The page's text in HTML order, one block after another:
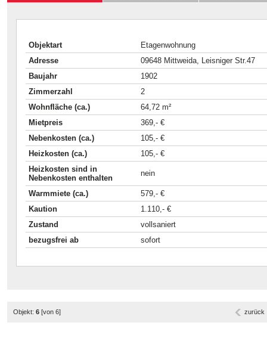
Objektart
Etagenwohnung
Adresse
09648 Mittweida, Leisniger Str.47
Baujahr
1902
Zimmerzahl
2
Wohnfläche (ca.)
64,72 m²
Mietpreis
369,- €
Nebenkosten (ca.)
105,- €
Heizkosten (ca.)
105,- €
Heizkosten sind in
Nebenkosten enthalten
nein
Warmmiete (ca.)
579,- €
Kaution
1.110,- €
Zustand
vollsaniert
bezugsfrei ab
sofort
Objekt: 6 [von 6] zurück